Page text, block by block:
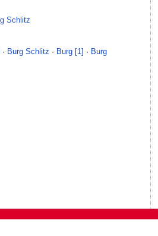
Schlitz
· Burg Schlitz · Burg [1] · Burg